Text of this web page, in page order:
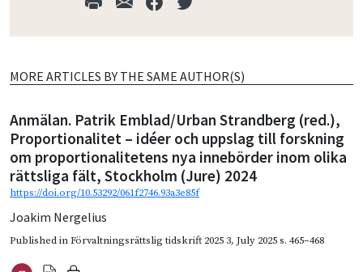
MORE ARTICLES BY THE SAME AUTHOR(S)
Anmälan. Patrik Emblad/Urban Strandberg (red.),
Proportionalitet – idéer och uppslag till forskning
om proportionalitetens nya innebörder inom olika
rättsliga fält, Stockholm (Jure) 2024
https://doi.org/10.53292/061f2746.93a3e85f
Joakim Nergelius
Published inFörvaltningsrättslig tidskrift 2025 3, July 2025s. 465–468